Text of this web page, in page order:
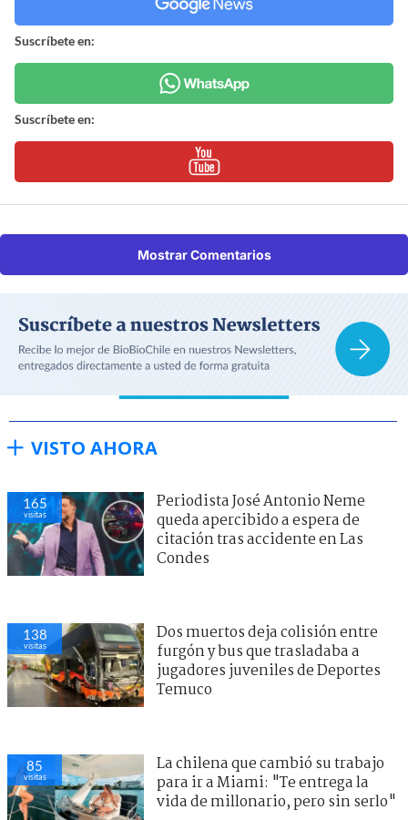
Suscríbete en:
Suscríbete en:
Mostrar Comentarios
VISTO AHORA
165
visitas
Periodista José Antonio Neme
queda apercibido a espera de
citación tras accidente en Las
Condes
138
visitas
Dos muertos deja colisión entre
furgón y bus que trasladaba a
jugadores juveniles de Deportes
Temuco
85
visitas
La chilena que cambió su trabajo
para ir a Miami: "Te entrega la
vida de millonario, pero sin serlo"